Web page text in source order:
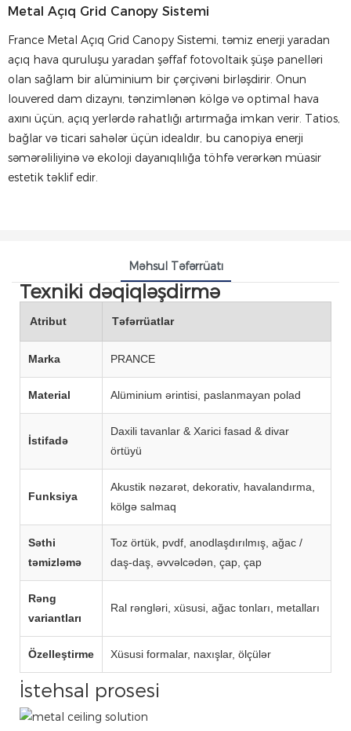
Metal Açıq Grid Canopy Sistemi
France Metal Açıq Grid Canopy Sistemi, təmiz enerji yaradan
açıq hava quruluşu yaradan şəffaf fotovoltaik şüşə panelləri
olan sağlam bir alüminium bir çərçivəni birləşdirir. Onun
louvered dam dizaynı, tənzimlənən kölgə və optimal hava
axını üçün, açıq yerlərdə rahatlığı artırmağa imkan verir. Tatios,
bağlar və ticari sahələr üçün idealdır, bu canopiya enerji
səmərəliliyinə və ekoloji dayanıqlılığa töhfə verərkən müasir
estetik təklif edir.
Məhsul Təfərrüatı
Texniki dəqiqləşdirmə
Atribut Təfərrüatlar
Marka PRANCE
Material Alüminium ərintisi, paslanmayan polad
İstifadə
Daxili tavanlar & Xarici fasad & divar
örtüyü
Funksiya
Akustik nəzarət, dekorativ, havalandırma,
kölgə salmaq
Səthi
təmizləmə
Toz örtük, pvdf, anodlaşdırılmış, ağac /
daş-daş, əvvəlcədən, çap, çap
Rəng
variantları
Ral rəngləri, xüsusi, ağac tonları, metalları
Özelleştirme Xüsusi formalar, naxışlar, ölçülər
İstehsal prosesi